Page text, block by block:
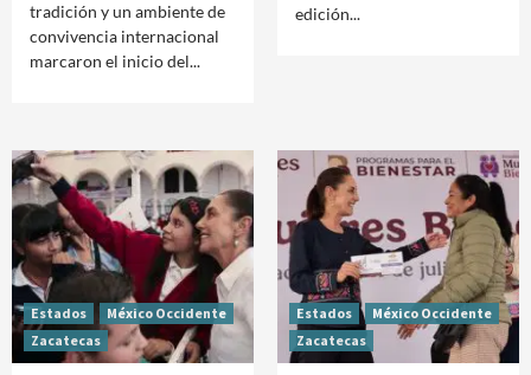
tradición y un ambiente de
convivencia internacional
marcaron el inicio del...
edición...
Estados
México Occidente
Zacatecas
Estados
México Occidente
Zacatecas